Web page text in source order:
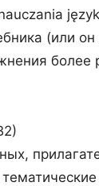
(или он